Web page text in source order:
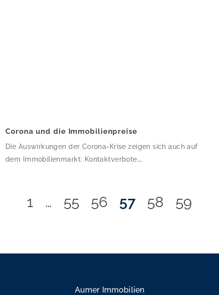
Corona und die Immobilienpreise
Die Auswirkungen der Corona-Krise zeigen sich auch auf
dem Immobilienmarkt: Kontaktverbote,
bis zu 25 Prozent sinken – jedoch nur kurzfristig, so das
Forschungs- und Beratungsinstitut empirica.Mittelfristig nur
1 … 55 56 57 58 59
Aumer Immobilien